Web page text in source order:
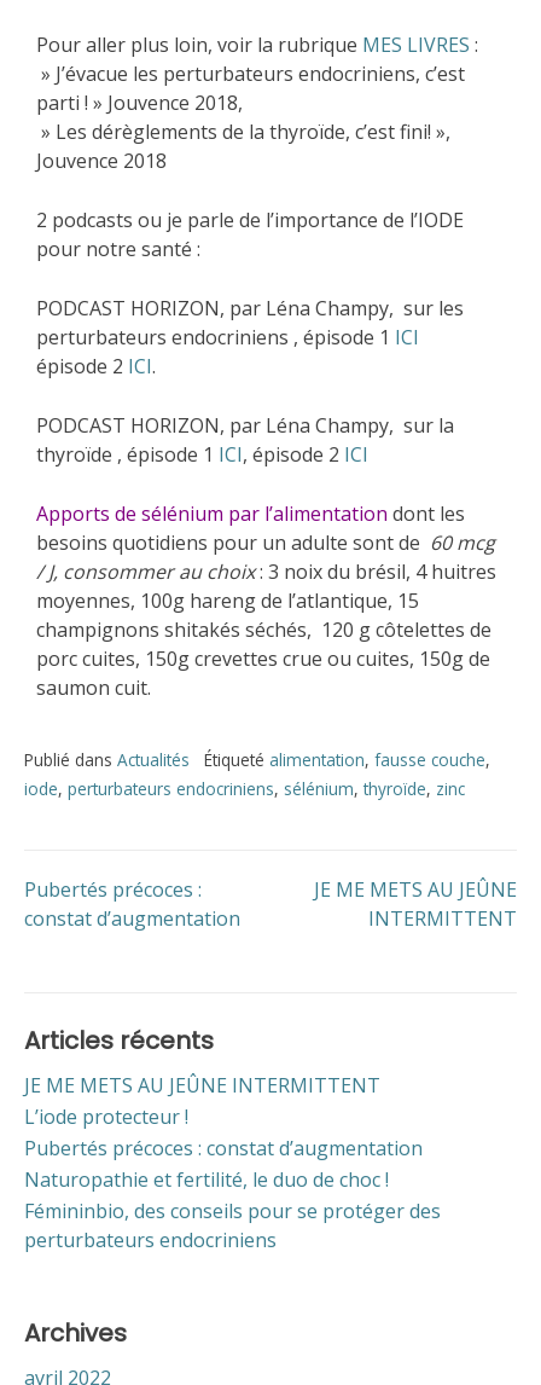
Pour aller plus loin, voir la rubrique MES LIVRES :
» J’évacue les perturbateurs endocriniens, c’est
parti ! » Jouvence 2018,
» Les dérèglements de la thyroïde, c’est fini! »,
Jouvence 2018
2 podcasts ou je parle de l’importance de l’IODE
pour notre santé :
PODCAST HORIZON, par Léna Champy, sur les
perturbateurs endocriniens , épisode 1 ICI
épisode 2 ICI.
PODCAST HORIZON, par Léna Champy, sur la
thyroïde , épisode 1 ICI, épisode 2 ICI
Apports de sélénium par l’alimentation dont les
besoins quotidiens pour un adulte sont de 60 mcg
/ J, consommer au choix: 3 noix du brésil, 4 huitres
moyennes, 100g hareng de l’atlantique, 15
champignons shitakés séchés, 120 g côtelettes de
porc cuites, 150g crevettes crue ou cuites, 150g de
saumon cuit.
Publié dans Actualités Étiqueté alimentation, fausse couche,
iode, perturbateurs endocriniens, sélénium,thyroïde, zinc
Pubertés précoces :
constat d’augmentation
JE ME METS AU JEÛNE
INTERMITTENT
Articles récents
JE ME METS AU JEÛNE INTERMITTENT
L’iode protecteur !
Pubertés précoces : constat d’augmentation
Naturopathie et fertilité, le duo de choc !
Fémininbio, des conseils pour se protéger des
perturbateurs endocriniens
Archives
avril 2022